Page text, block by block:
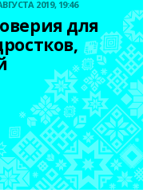
2019, 19:46
для